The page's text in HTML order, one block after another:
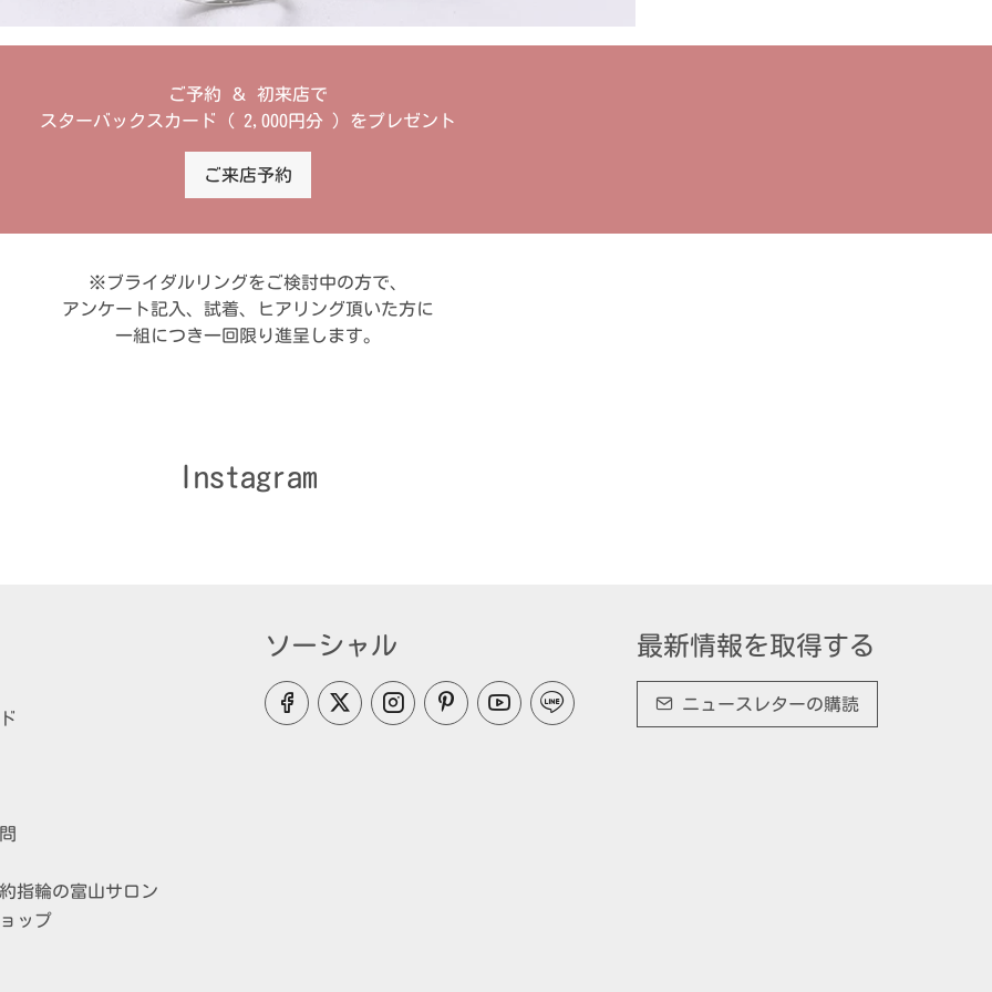
ご予約 ＆ 初来店で
スターバックスカード ( 2,000円分 ) をプレゼント
ご来店予約
※ブライダルリングをご検討中の方で、
アンケート記入、試着、ヒアリング頂いた方に
一組につき一回限り進呈します。
Instagram
指輪の富山サロン
ップ
ソーシャル 最新情報を取得する
ニュースレターの購読